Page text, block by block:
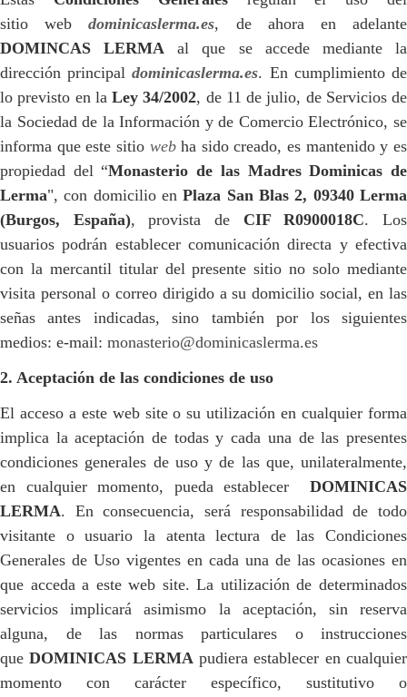
sitio webdominicaslerma.es, de ahora en adelante
DOMINCAS LERMA al que se accede mediante la
dirección principaldominicaslerma.es. En cumplimiento de
lo previsto en la Ley 34/2002, de 11 de julio, de Servicios de
la Sociedad de la Información y de Comercio Electrónico, se
informa que este sitio webha sido creado, es mantenido y es
propiedad del “Monasterio de las Madres Dominicas de
Lerma", con domicilio enPlaza San Blas 2, 09340 Lerma
(Burgos, España), provista de CIF R0900018C. Los
usuarios podrán establecer comunicación directa y efectiva
con la mercantil titular del presente sitio no solo mediante
visita personal o correo dirigido a su domicilio social, en las
señas antes indicadas, sino también por los siguientes
medios: e-mail: monasterio@dominicaslerma.es
2. Aceptación de las condiciones de uso
El acceso a este web site o su utilización en cualquier forma
implica la aceptación de todas y cada una de las presentes
condiciones generales de uso y de las que, unilateralmente,
en cualquier momento, pueda establecer
DOMINICAS
LERMA. En consecuencia, será responsabilidad de todo
visitante o usuario la atenta lectura de las Condiciones
Generales de Uso vigentes en cada una de las ocasiones en
que acceda a este web site. La utilización de determinados
servicios implicará asimismo la aceptación, sin reserva
alguna, de las normas particulares o instrucciones
queDOMINICAS LERMApudiera establecer en cualquier
momento con carácter específico, sustitutivo o